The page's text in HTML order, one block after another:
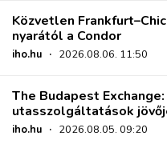
Közvetlen
nyarától a Condor
iho.hu · 2026.08.06. 11:50
The Budapest
utasszolgáltatások
iho.hu · 2026.08.05. 09:20